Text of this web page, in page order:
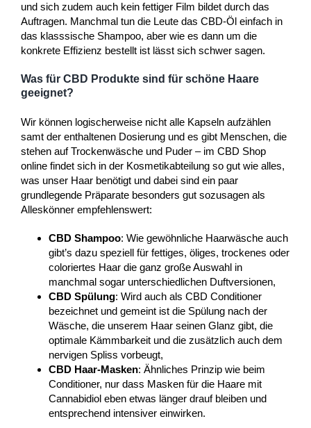
und sich zudem auch kein fettiger Film bildet durch das
Auftragen. Manchmal tun die Leute das CBD-Öl einfach in
das klasssische Shampoo, aber wie es dann um die
konkrete Effizienz bestellt ist lässt sich schwer sagen.
Was für CBD Produkte sind für schöne Haare
geeignet?
Wir können logischerweise nicht alle Kapseln aufzählen
samt der enthaltenen Dosierung und es gibt Menschen, die
stehen auf Trockenwäsche und Puder – im CBD Shop
online findet sich in der Kosmetikabteilung so gut wie alles,
was unser Haar benötigt und dabei sind ein paar
grundlegende Präparate besonders gut sozusagen als
Alleskönner empfehlenswert:
CBD Shampoo: Wie gewöhnliche Haarwäsche auch
gibt’s dazu speziell für fettiges, öliges, trockenes oder
coloriertes Haar die ganz große Auswahl in
manchmal sogar unterschiedlichen Duftversionen,
CBD Spülung: Wird auch als CBD Conditioner
bezeichnet und gemeint ist die Spülung nach der
Wäsche, die unserem Haar seinen Glanz gibt, die
optimale Kämmbarkeit und die zusätzlich auch dem
nervigen Spliss vorbeugt,
CBD Haar-Masken: Ähnliches Prinzip wie beim
Conditioner, nur dass Masken für die Haare mit
Cannabidiol eben etwas länger drauf bleiben und
entsprechend intensiver einwirken.